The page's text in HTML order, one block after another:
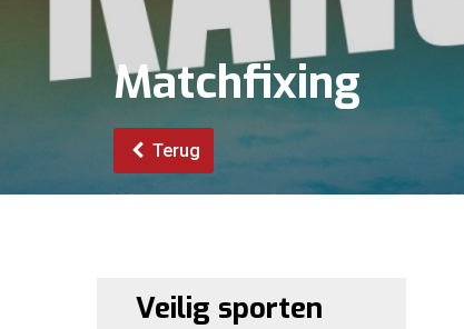
Matchfixing
Terug
Veilig sporten